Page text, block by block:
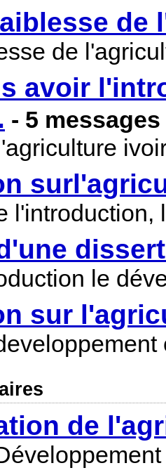
de
de
avoir
- 5 messages
l'introduction,
le
sur
de